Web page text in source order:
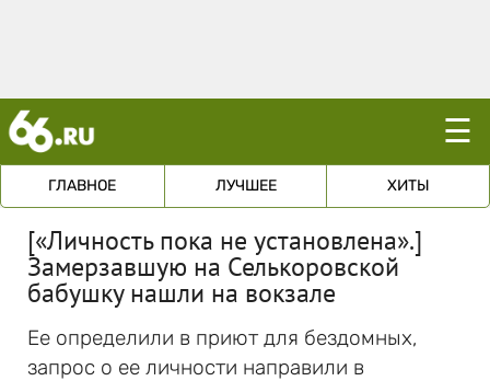
☰
ГЛАВНОЕ ЛУЧШЕЕ ХИТЫ
[«Личность пока не установлена».]
Замерзавшую на Селькоровской
бабушку нашли на вокзале
Ее определили в приют для бездомных,
запрос о ее личности направили в